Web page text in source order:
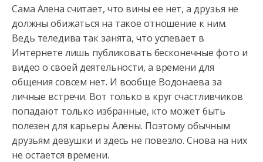
Сама Алена считает, что вины ее нет, а друзья не
должны обижаться на такое отношение к ним.
Ведь теледива так занята, что успевает в
Интернете лишь публиковать бесконечные фото и
видео о своей деятельности, а времени для
общения совсем нет. И вообще Водонаева за
личные встречи. Вот только в круг счастливчиков
попадают только избранные, кто может быть
полезен для карьеры Алены. Поэтому обычным
друзьям девушки и здесь не повезло. Снова на них
не остается времени.